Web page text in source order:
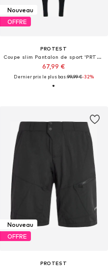
Nouveau
OFFRE
PROTEST
Coupe slim Pantalon de sport 'PRTTORFA'
67,99 €
Dernier prix le plus bas :99,99 €-32%
Nouveau
OFFRE
PROTEST